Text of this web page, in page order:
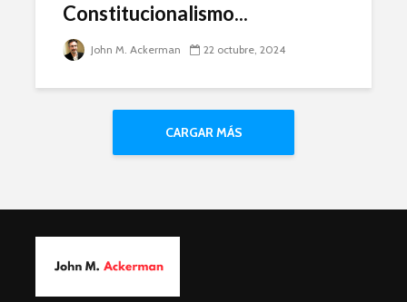
Constitucionalismo...
John M. Ackerman 22 octubre, 2024
CARGAR MÁS